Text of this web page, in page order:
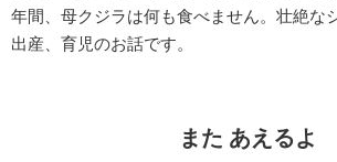
年間、母クジラは何も食べません。壮絶な
出産、育児のお話です。
また あえるよ